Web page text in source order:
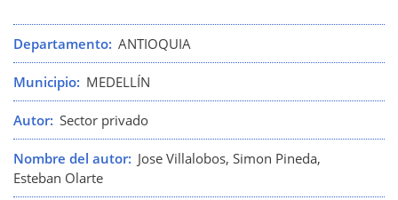
Departamento ANTIOQUIA
Municipio MEDELLÍN
Autor Sector privado
Nombre del autor Jose Villalobos, Simon Pineda,
Esteban Olarte